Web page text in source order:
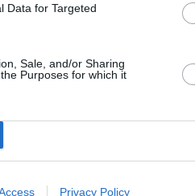
Data for Targeted
Sale, and/or Sharing
Purposes for which it
Privacy Policy